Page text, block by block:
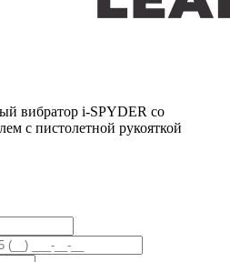
вибратор i-SPYDER со
с пистолетной рукояткой